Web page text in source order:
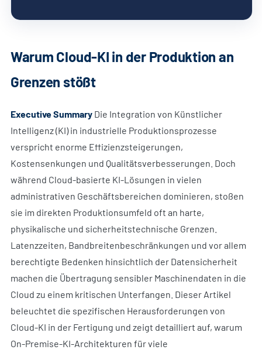
Warum Cloud-KI in der Produktion an
Grenzen stößt
Executive SummaryDie Integration von Künstlicher
Intelligenz (KI) in industrielle Produktionsprozesse
verspricht enorme Effizienzsteigerungen,
Kostensenkungen und Qualitätsverbesserungen. Doch
während Cloud-basierte KI-Lösungen in vielen
administrativen Geschäftsbereichen dominieren, stoßen
sie im direkten Produktionsumfeld oft an harte,
physikalische und sicherheitstechnische Grenzen.
Latenzzeiten, Bandbreitenbeschränkungen und vor allem
berechtigte Bedenken hinsichtlich der Datensicherheit
machen die Übertragung sensibler Maschinendaten in die
Cloud zu einem kritischen Unterfangen. Dieser Artikel
beleuchtet die spezifischen Herausforderungen von
Cloud-KI in der Fertigung und zeigt detailliert auf, warum
On-Premise-KI-Architekturen für viele